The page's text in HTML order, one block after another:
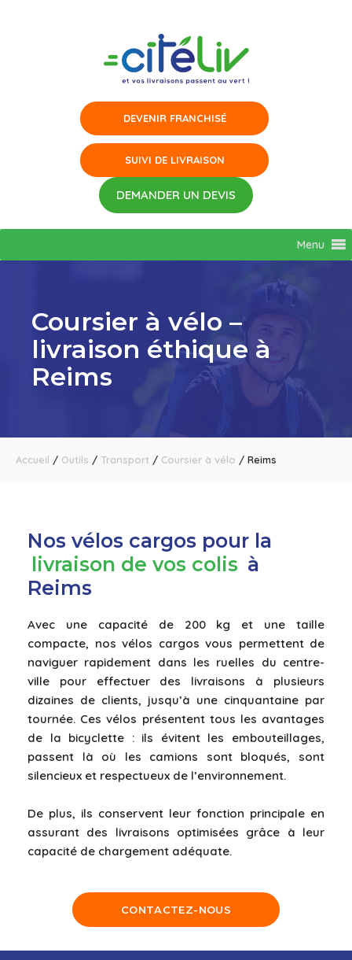
Menu
Coursier à vélo –
livraison éthique à
Reims
Accueil / Outils / Transport / Coursier à vélo / Reims
Nos vélos cargos pour la
livraison de vos colis à
Reims
Avec une capacité de 200 kg et une taille
compacte, nos vélos cargos vous permettent de
naviguer rapidement dans les ruelles du centre-
ville pour effectuer des livraisons à plusieurs
dizaines de clients, jusqu’à une cinquantaine par
tournée. Ces vélos présentent tous les avantages
de la bicyclette : ils évitent les embouteillages,
passent là où les camions sont bloqués, sont
silencieux et respectueux de l’environnement.
De plus, ils conservent leur fonction principale en
assurant des livraisons optimisées grâce à leur
capacité de chargement adéquate.
CONTACTEZ-NOUS